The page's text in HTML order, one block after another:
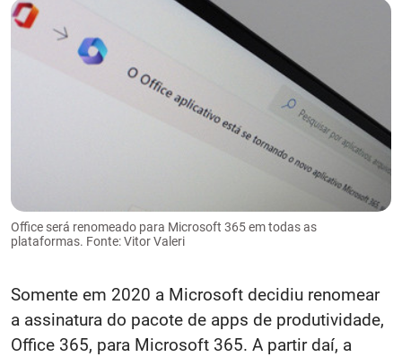
Office será renomeado para Microsoft 365 em todas as
plataformas. Fonte: Vitor Valeri
Somente em 2020 a Microsoft decidiu renomear
a assinatura do pacote de apps de produtividade,
Office 365, para Microsoft 365. A partir daí, a